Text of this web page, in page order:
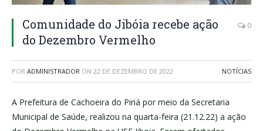
Comunidade do Jibóia recebe ação
do Dezembro Vermelho
0
POR ADMINISTRADOR ON 22 DE DEZEMBRO DE 2022 NOTÍCIAS
A Prefeitura de Cachoeira do Piriá por meio da Secretaria
Municipal de Saúde, realizou na quarta-feira (21.12.22) a ação